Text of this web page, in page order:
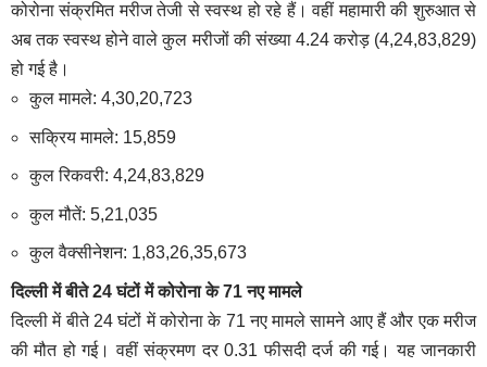
कोरोना संक्रमित मरीज तेजी से स्वस्थ हो रहे हैं। वहीं महामारी की शुरुआत से
अब तक स्वस्थ होने वाले कुल मरीजों की संख्या 4.24 करोड़ (4,24,83,829)
हो गई है।
कुल मामले: 4,30,20,723
सक्रिय मामले: 15,859
कुल रिकवरी: 4,24,83,829
कुल मौतें: 5,21,035
कुल वैक्सीनेशन: 1,83,26,35,673
दिल्ली में बीते 24 घंटों में कोरोना के 71 नए मामले
दिल्ली में बीते 24 घंटों में कोरोना के 71 नए मामले सामने आए हैं और एक मरीज
की मौत हो गई। वहीं संक्रमण दर 0.31 फीसदी दर्ज की गई। यह जानकारी